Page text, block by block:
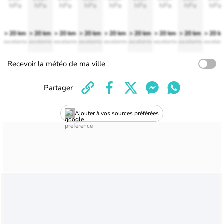
hPa
> 20 km
excellente
hPa
> 20 km
excellente
hPa
> 20 km
excellente
hPa
> 20 km
excellente
hPa
> 20 km
excellente
hPa
> 20 km
excellente
hPa
> 20 km
excellente
hPa
> 20 km
excellente
hPa
> 20
Recevoir la météo de ma ville
Ajouter à vos sources préférées
Partager